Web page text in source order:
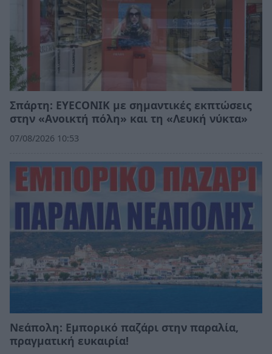
Σπάρτη: EYECONIK με σημαντικές εκπτώσεις
στην «Ανοικτή πόλη» και τη «Λευκή νύκτα»
07/08/2026 10:53
Νεάπολη: Εμπορικό παζάρι στην παραλία,
πραγματική ευκαιρία!